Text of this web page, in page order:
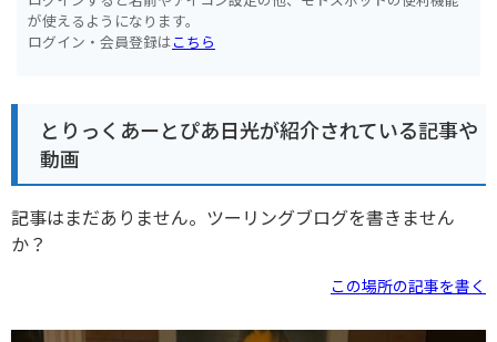
が使えるようになります。
ログイン・会員登録はこちら
とりっくあーとぴあ日光が紹介されている記事や
動画
記事はまだありません。ツーリングブログを書きません
か？
この場所の記事を書く